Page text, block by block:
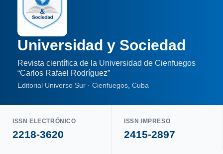
Universidad y Sociedad
Revista científica de la Universidad de Cienfuegos
“Carlos Rafael Rodríguez”
Editorial Universo Sur · Cienfuegos, Cuba
ISSN ELECTRÓNICO
2218-3620
ISSN IMPRESO
2415-2897